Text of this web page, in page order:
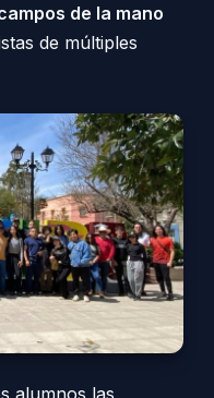
de la mano
de múltiples